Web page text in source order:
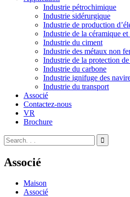
Industrie pétrochimique
Industrie sidérurgique
Industrie de production
Industrie de la céramique
Industrie du ciment
Industrie des métaux non
Industrie de la protection
Industrie du carbone
Industrie ignifuge des
Industrie du transport
Associé
Contactez-nous
VR
Brochure
Associé
Maison
Associé